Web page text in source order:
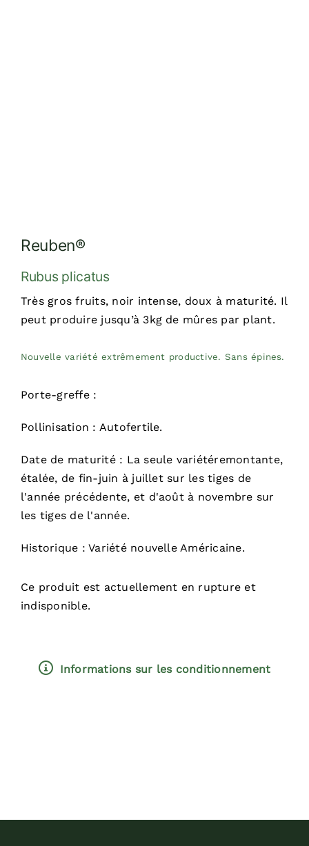
Reuben®
Rubus plicatus
Très gros fruits, noir intense, doux à maturité. Il
peut produire jusqu’à 3kg de mûres par plant.
Nouvelle variété extrêmement productive. Sans épines.
Porte-greffe :
Pollinisation : Autofertile.
Date de maturité : La seule variétéremontante,
étalée, de fin-juin à juillet sur les tiges de
l'année précédente, et d'août à novembre sur
les tiges de l'année.
Historique : Variété nouvelle Américaine.
Ce produit est actuellement en rupture et
indisponible.
Informations sur les conditionnement